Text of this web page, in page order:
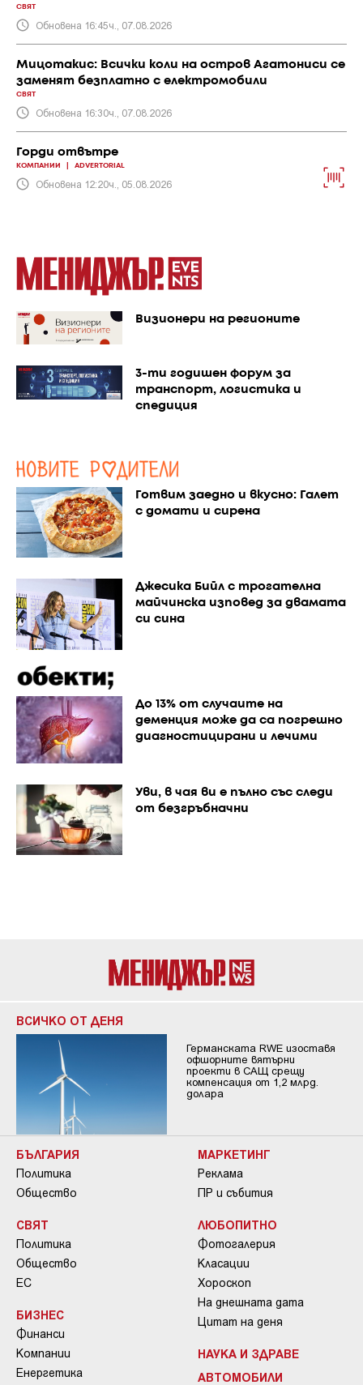
СВЯТ
Обновена 16:45ч., 07.08.2026
Мицотакис: Всички коли на остров Агатониси се
заменят безплатно с електромобили
СВЯТ
Обновена 16:30ч., 07.08.2026
Горди отвътре
КОМПАНИИ ADVERTORIAL
Обновена 12:20ч., 05.08.2026
Визионери на регионите
3-ти годишен форум за
транспорт, логистика и
спедиция
Готвим заедно и вкусно: Галет
с домати и сирена
Джесика Бийл с трогателна
майчинска изповед за двамата
си сина
До 13% от случаите на
деменция може да са погрешно
диагностицирани и лечими
Уви, в чая ви е пълно със следи
от безгръбначни
ВСИЧКО ОТ ДЕНЯ
Германската RWE изоставя
офшорните вятърни
проекти в САЩ срещу
компенсация от 1,2 млрд.
долара
БЪЛГАРИЯ
Политика
Общество
СВЯТ
Политика
Общество
ЕС
БИЗНЕС
Финанси
Компании
Енергетика
МАРКЕТИНГ
Реклама
ПР и събития
ЛЮБОПИТНО
Фотогалерия
Класации
Хороскоп
На днешната дата
Цитат на деня
НАУКА И ЗДРАВЕ
АВТОМОБИЛИ